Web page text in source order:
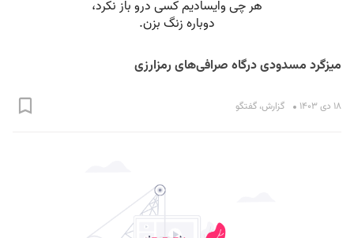
میزگرد مسدودی درگاه صرافی‌های رمزارزی
۱۸ دی ۱۴۰۳ گزارش، گفتگو